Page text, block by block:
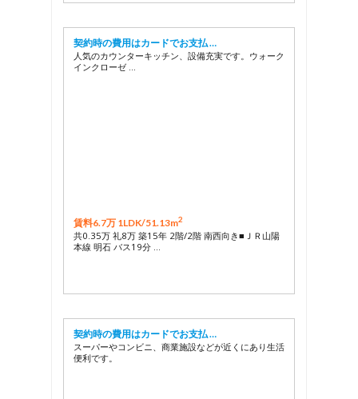
契約時の費用はカードでお支払 …
人気のカウンターキッチン、設備充実です。ウォーク
インクローゼ …
賃料6.7万 1LDK/51.13m2
共0.35万 礼8万 築15年 2階/2階 南西向き■ＪＲ山陽
本線 明石 バス19分 …
契約時の費用はカードでお支払 …
スーパーやコンビニ、商業施設などが近くにあり生活
便利です。